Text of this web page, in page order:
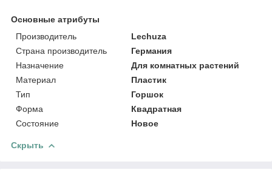
Основные атрибуты
Производитель
Lechuza
Страна производитель
Германия
Назначение
Для комнатных растений
Материал
Пластик
Тип
Горшок
Форма
Квадратная
Состояние
Новое
Скрыть